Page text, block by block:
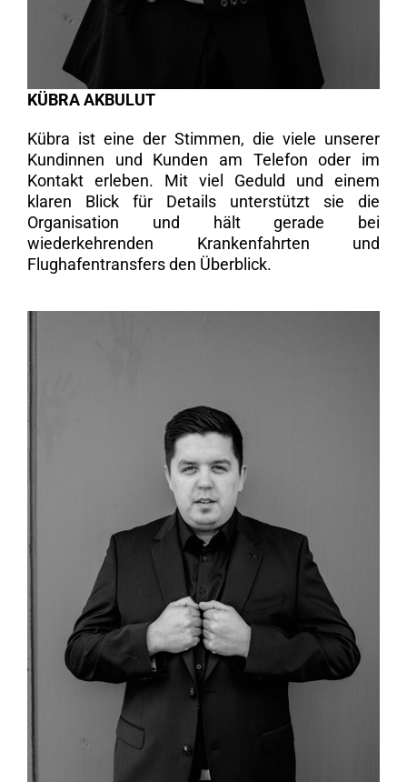
KÜBRA AKBULUT
Kübra ist eine der Stimmen, die viele unserer
Kundinnen und Kunden am Telefon oder im
Kontakt erleben. Mit viel Geduld und einem
klaren Blick für Details unterstützt sie die
Organisation und hält gerade bei
wiederkehrenden Krankenfahrten und
Flughafentransfers den Überblick.